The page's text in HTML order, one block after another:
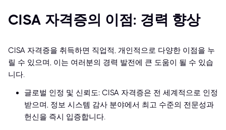
CISA 자격증의 이점: 경력 향상
CISA 자격증을 취득하면 직업적, 개인적으로 다양한 이점을 누
릴 수 있으며, 이는 여러분의 경력 발전에 큰 도움이 될 수 있습
니다.
글로벌 인정 및 신뢰도: CISA 자격증은 전 세계적으로 인정
받으며, 정보 시스템 감사 분야에서 최고 수준의 전문성과
헌신을 즉시 입증합니다.